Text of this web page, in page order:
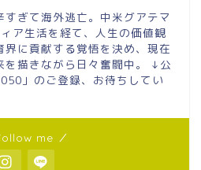
ぎて海外逃亡。中米グアテマ
ア生活を経て、人生の価値観
に貢献する覚悟を決め、現在
を描きながら日々奮闘中。 ↓公
」のご登録、お待ちしてい
me ／